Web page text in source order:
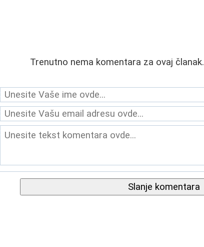
Trenutno nema komentara za ovaj članak.
Slanje komentara